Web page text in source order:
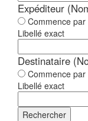
Expéditeur
Commence par
Libellé exact
Destinataire
Commence par
Libellé exact
Rechercher